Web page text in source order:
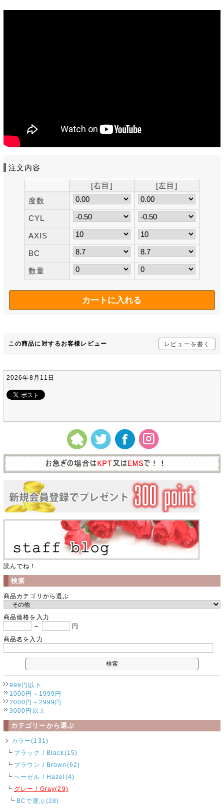
注文内容
[右目]
[左目]
度数
CYL
AXIS
BC
数量
この商品に対するお客様レビュー レビューを書く
2026年8月11日
読んでね！
検索
商品カテゴリから選ぶ
商品価格を入力
～
円
商品名を入力
999円以下
1000円～1999円
2000円～2999円
3000円以上
カテゴリーから選ぶ
カラー(131)
ブラック / Black(15)
ブラウン / Brown(62)
ヘーゼル / Hazel(4)
グレー / Gray(29)
BCで選ぶ(28)